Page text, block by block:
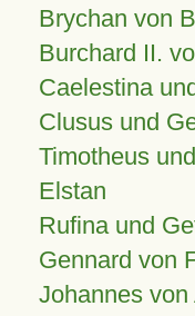
Brychan von
Burchard II.
Caelestina
Clusus und
Timotheus
Elstan
Rufina und
Gennard von
Johannes von